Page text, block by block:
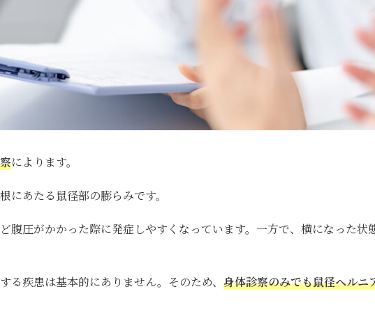
によります。
にあたる鼠径部の膨らみです。
腹圧がかかった際に発症しやすくなっています。一方で、横になった状
る疾患は基本的にありません。そのため、 身体診察のみでも鼠径ヘルニ